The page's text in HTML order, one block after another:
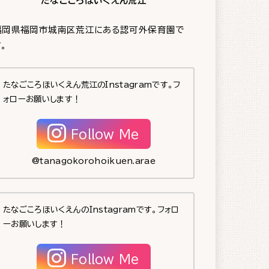
岡県福岡市城南区荒江にある認可外保育園で
たなごころほいくえん荒江のInstagramです。フ
ォローお願いします！
Follow Me
@tanagokorohoikuen.arae
たなごころほいくえんのInstagramです。フォロ
ーお願いします！
Follow Me